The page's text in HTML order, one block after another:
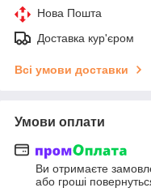
Нова Пошта
Доставка кур'єром
Всі умови доставки
Умови оплати
Ви отримаєте
або гроші